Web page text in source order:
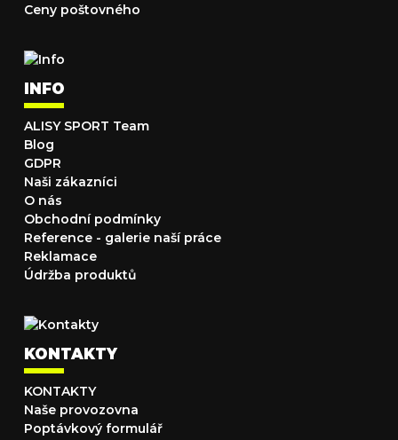
Ceny poštovného
INFO
ALISY SPORT Team
Blog
GDPR
Naši zákazníci
O nás
Obchodní podmínky
Reference - galerie naší práce
Reklamace
Údržba produktů
KONTAKTY
KONTAKTY
Naše provozovna
Poptávkový formulář